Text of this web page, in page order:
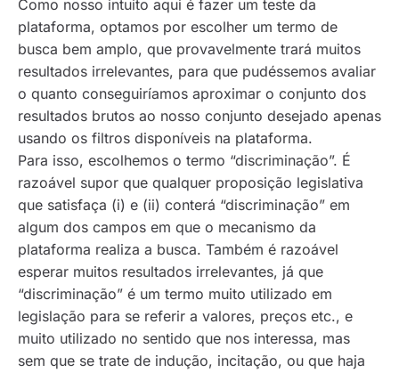
Como nosso intuito aqui é fazer um teste da
plataforma, optamos por escolher um termo de
busca bem amplo, que provavelmente trará muitos
resultados irrelevantes, para que pudéssemos avaliar
o quanto conseguiríamos aproximar o conjunto dos
resultados brutos ao nosso conjunto desejado apenas
usando os filtros disponíveis na plataforma.
Para isso, escolhemos o termo “discriminação”. É
razoável supor que qualquer proposição legislativa
que satisfaça (i) e (ii) conterá “discriminação” em
algum dos campos em que o mecanismo da
plataforma realiza a busca. Também é razoável
esperar muitos resultados irrelevantes, já que
“discriminação” é um termo muito utilizado em
legislação para se referir a valores, preços etc., e
muito utilizado no sentido que nos interessa, mas
sem que se trate de indução, incitação, ou que haja